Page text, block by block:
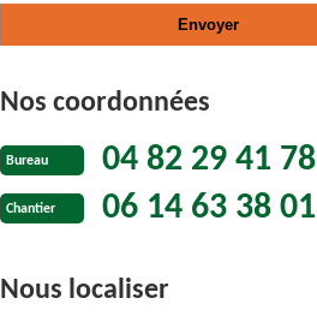
Nos coordonnées
Bureau 04 82 29 41 78
Chantier 06 14 63 38 01
Nous localiser